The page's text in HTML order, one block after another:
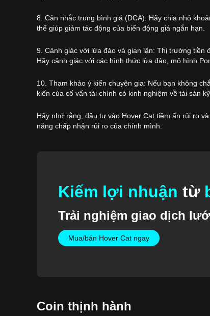
8. Cân nhắc trung bình giá (DCA): Hãy chia nhỏ
thể giúp giảm tác động của biến động giá ngắn hạn.
9. Cảnh giác với lừa đảo và gian lận: Thị trường tiền
Hãy cảnh giác với các hình thức lừa đảo, mô hình
10. Tham khảo ý kiến chuyên gia: Nếu bạn không
kiến của cố vấn tài chính có kinh nghiệm về tài sản
Hãy nhớ rằng, đầu tư vào Hover Cat tiềm ẩn rủi ro
năng chấp nhận rủi ro của chính mình.
Kiếm lợi nhuận từ
Trải nghiệm giao dịch
Mua/bán Hover Cat ngay
Coin thịnh hành